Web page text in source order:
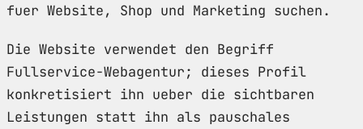
fuer Website, Shop und Marketing suchen.
Die Website verwendet den Begriff
Fullservice-Webagentur; dieses Profil
konkretisiert ihn ueber die sichtbaren
Leistungen statt ihn als pauschales